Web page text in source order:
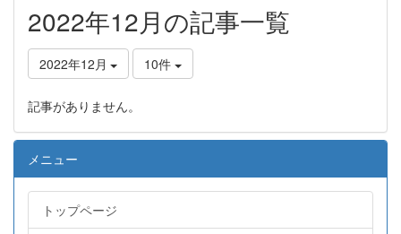
2022年12月の記事一覧
2022年12月 10件
記事がありません。
メニュー
トップページ